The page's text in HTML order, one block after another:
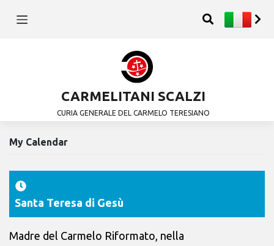
CARMELITANI SCALZI
CURIA GENERALE DEL CARMELO TERESIANO
My Calendar
Santa Teresa di Gesù
Madre del Carmelo Riformato, nella